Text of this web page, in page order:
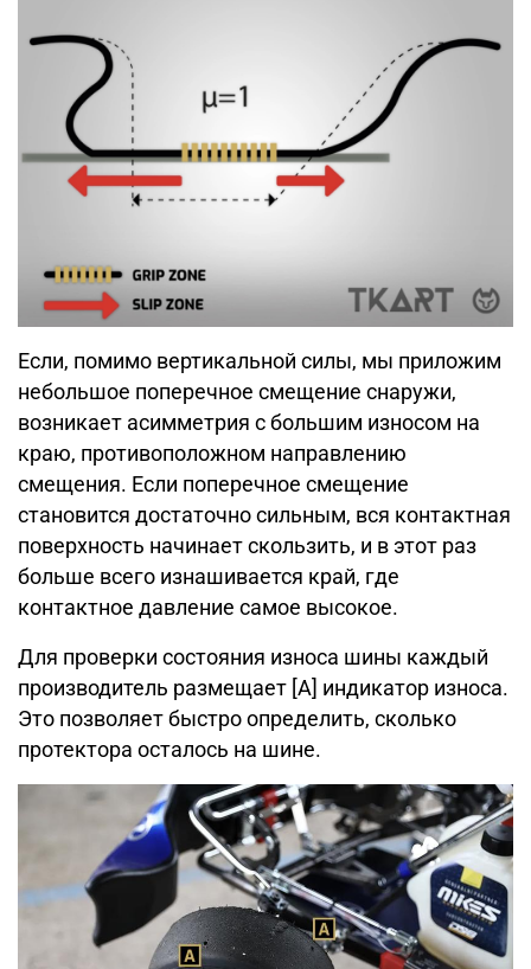
Если, помимо вертикальной силы, мы приложим
небольшое поперечное смещение снаружи,
возникает асимметрия с большим износом на
краю, противоположном направлению
смещения. Если поперечное смещение
становится достаточно сильным, вся контактная
поверхность начинает скользить, и в этот раз
больше всего изнашивается край, где
контактное давление самое высокое.
Для проверки состояния износа шины каждый
производитель размещает [A] индикатор износа.
Это позволяет быстро определить, сколько
протектора осталось на шине.